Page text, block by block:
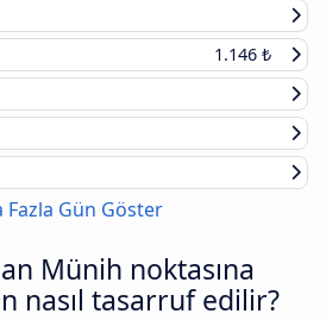
1.146 ₺
Fazla Gün Göster
Münih noktasına
nasıl tasarruf edilir?